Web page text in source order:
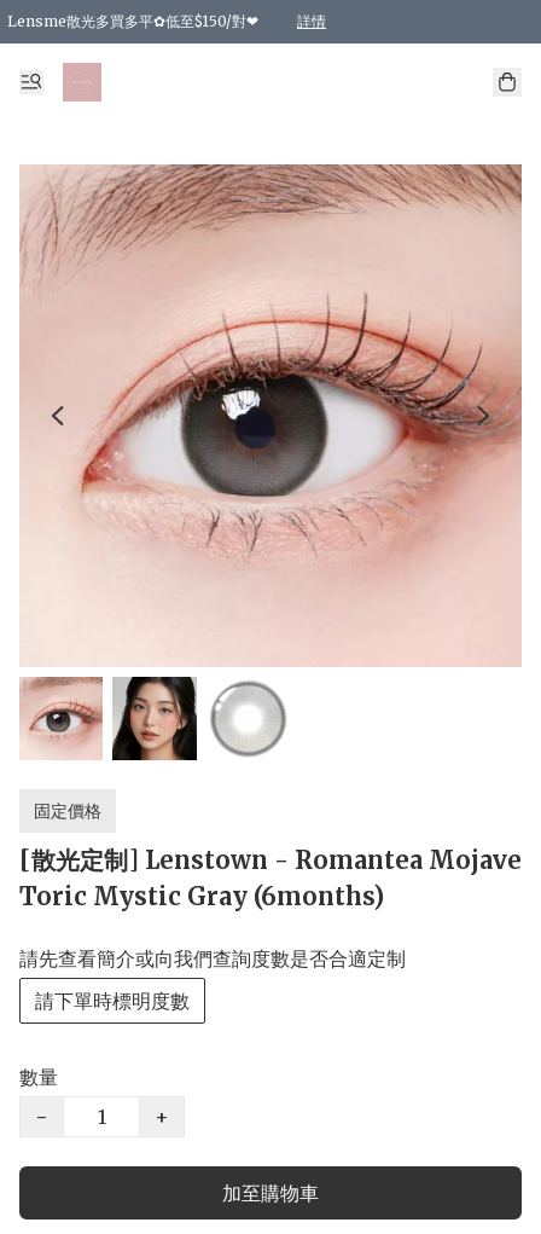
Lensme散光多買多平✿低至$150/對❤ 詳情
台灣Karacon⁩✧日拋 特價清貨❁⃘
日本韓國多款日/月拋現貨☼ 特價❤︎數量有限 售完即止
🇰🇷韓國多款月拋現貨 特價兩對$99✿數量有限 售完即止♫
精選商品，任選買2件或以上9 折；買4件或以上85 折；買6件或以上8 折
精選商品，任選買2件HKD 140.00；買4件HKD 260.00
精選商品，任選買2件HKD 190.00；買4件HKD 360.00
精選商品，任選買2件HKD 110.00；買4件HKD 180.00
精選商品，任選買2件HKD 170.00；買4件HKD 320.00
精選商品，任選買2件或以上減HKD 148.00
精選商品，任選買2件或以上減HKD 148.00
精選商品，任選買2件或以上95 折；買4件或以上9 折；買6件或以上85 折；買8件
精選商品，任選買12件或以上87 折
精選商品，任選買2件或以上減HKD 16.00；買4件或以上減HKD 32.00；買6
精選商品，任選買2件或以上95 折；買4件或以上9 折；買8件或以上85 折；買12
購物滿 HKD 800.00即享免運費優惠！（適用於 特定的送貨方式 )
固定價格
[散光定制] Lenstown - Romantea Mojave
Toric Mystic Gray (6months)
請先查看簡介或向我們查詢度數是否合適定制
請下單時標明度數
數量
−
+
加至購物車